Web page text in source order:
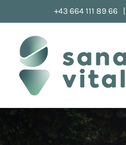
Inhalt
springen
+43 664 111 89 66 |